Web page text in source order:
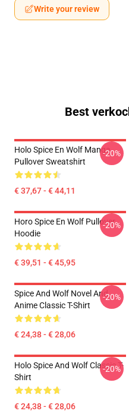
Write your review
Best
Holo Spice En Wolf Manga
Pullover Sweatshirt
€ 37,67 - € 44,11
-20%
Horo Spice En Wolf Pullover
Hoodie
€ 39,51 - € 45,95
-20%
Spice And Wolf Novel And
Anime Classic T-Shirt
€ 24,38 - € 28,06
-20%
Holo Spice And Wolf Classic T-
Shirt
€ 24,38 - € 28,06
-20%